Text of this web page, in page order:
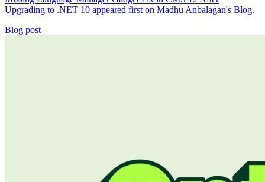
Upgrading to .NET 10 appeared first on Madhu Anbalagan's Blog.
Blog post